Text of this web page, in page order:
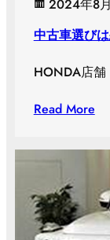
2024年8
中古車選び
HONDA店
Read More